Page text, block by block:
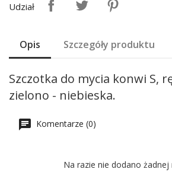
Udział
Opis Szczegóły produktu
Szczotka do mycia konwi S,
zielono - niebieska.
Komentarze (0)
Na razie nie dodano żadnej